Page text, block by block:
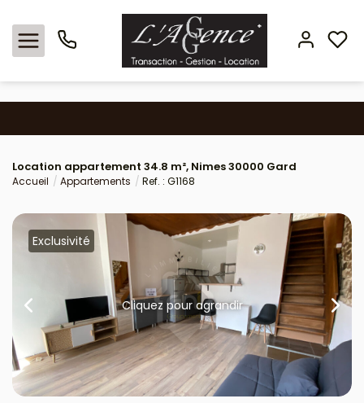
Nos offres
Locations
L'agence
Estimation
Avis clients
Location appartement 34.8 m², Nimes 30000 Gard
Accueil Appartements Ref. : G1168
Exclusivité
Cliquez pour agrandir